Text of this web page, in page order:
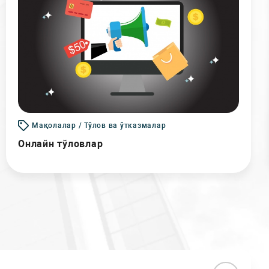
Мақолалар / Тўлов ва ўтказмалар
Онлайн тўловлар